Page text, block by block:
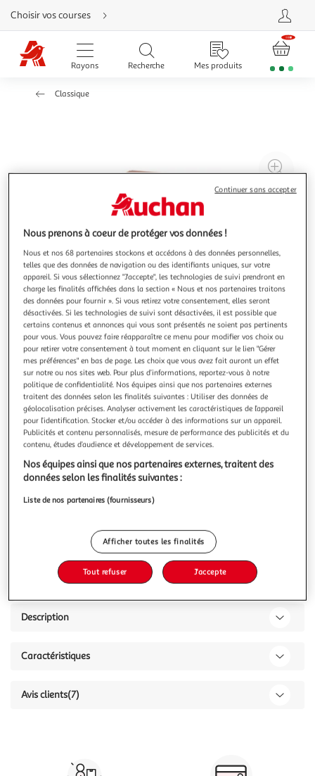
Aller
directement
au
contenu
Aller
directement
Aller
rubrique
Choisir vos courses
Rayons Recherche Mes produits
Classique
4.6 (7)
DOLCE GUSTO
Capsules de café Lungo Intenso intensité 9
compatibles Dolce Gusto
Découvrez Lungo Intenso NESCAFE Dolce Gusto, un café à
la torréfaction poussée, rond, intense et corsé. Avec une
intensité de 9, Lungo Intenso offre toute la puissance et le
surmonté d'une crema* riche. Nos créateurs de café ont
En savoir +
144g 16 capsules
Afficher le prix
Description
Caractéristiques
Avis clients(7)
Nous prenons à coeur de protéger vos données !
Nous et nos 68 partenaires stockons et accédons à des données personnelles,
telles que des données de navigation ou des identifiants uniques, sur votre
appareil. Si vous sélectionnez "J'accepte", les technologies de suivi prendront en
charge les finalités affichées dans la section « Nous et nos partenaires traitons
des données pour fournir ». Si vous retirez votre consentement, elles seront
désactivées. Si les technologies de suivi sont désactivées, il est possible que
certains contenus et annonces qui vous sont présentés ne soient pas pertinents
pour vous. Vous pouvez faire réapparaître ce menu pour modifier vos choix ou
pour retirer votre consentement à tout moment en cliquant sur le lien "Gérer
mes préférences" en bas de page. Les choix que vous avez fait auront un effet
sur notre ou nos sites web. Pour plus d’informations, reportez-vous à notre
politique de confidentialité. Nos équipes ainsi que nos partenaires externes
traitent des données selon les finalités suivantes : Utiliser des données de
géolocalisation précises. Analyser activement les caractéristiques de l’appareil
pour l’identification. Stocker et/ou accéder à des informations sur un appareil.
Publicités et contenu personnalisés, mesure de performance des publicités et du
contenu, études d’audience et développement de services.
Nos équipes ainsi que nos partenaires externes, traitent des
données selon les finalités suivantes :
Liste de nos partenaires (fournisseurs)
Afficher toutes les finalités
Tout refuser J'accepte
Continuer sans accepter